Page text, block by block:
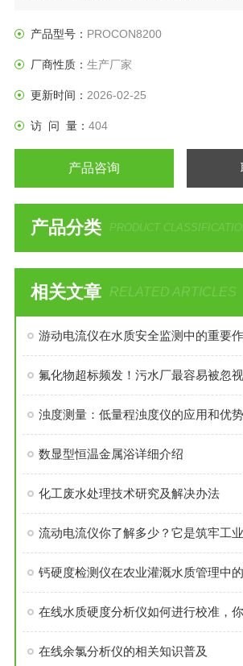
程，包括进样、冲洗、泵入试剂，光电系
产品型号： PROCON8200
厂商性质： 生产厂家
更新时间： 2026-02-25
访 问 量： 404
产品咨询
产品分类 PRODUCT
相关文章 RELATED ARTICLES
游动电流仪在水质安全监测中的重要
氟化物超标频发！污水厂最容易被忽
浊度测量：低量程浊度仪的应用和优势
数显型恒温金属浴详细介绍
化工废水处理技术研究及解决办法
流动电流仪你了解多少？它是筑牢工
钙硬度检测仪在农业灌溉水质管理中
在线水质硬度分析仪如何进行校准，
在线余氯分析仪的相关知识普及